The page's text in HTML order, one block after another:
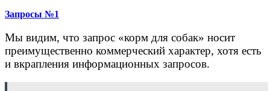
Запросы №1
Мы видим, что запрос «корм для собак» носит
преимущественно коммерческий характер, хотя есть
и вкрапления информационных запросов.